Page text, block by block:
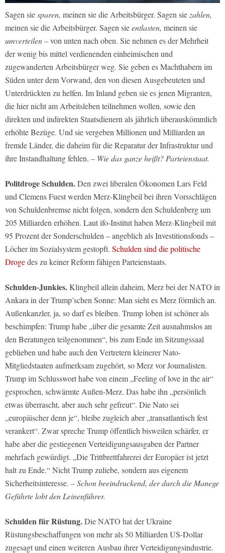
Sagen siesparen, meinen sie die Arbeitsbürger. Sagen sie zahlen,
meinen sie die Arbeitsbürger. Sagen sieentlasten, meinen sie
umverteilen –von unten nach oben. Sie nehmen es der Mehrheit
der wenig bis mittel verdienenden einheimischen und
zugewanderten Arbeitsbürger weg. Sie geben es Machthabern im
Süden unter dem Vorwand, den von diesen Ausgebeuteten und
Unterdrückten zu helfen. Im Inland geben sie es jenen Migranten,
die hier nicht am Arbeitsleben teilnehmen wollen, sowie den
direkten und indirekten Staatsdienern als jährlich überauskömmlich
erhöhte Bezüge. Und sie vergeben Millionen und Milliarden an
fremde Länder, die daheim für die Reparatur der Infrastruktur und
ihre Instandhaltung fehlen. – Wie das ganze heißt? Parteienstaat.
Politdroge Schulden.Den zwei liberalen Ökonomen Lars Feld
und Clemens Fuest werden Merz-Klingbeil bei ihren Vorsschlägen
von Schuldenbremse nicht folgen, sondern den Schuldenberg um
205 Milliarden erhöhen. Laut ifo-Institut haben Merz-Klingbeil mit
95 Prozent der Sonderschulden – angeblich als Investitionsfonds –
Löcher im Sozialsystem gestopft. Schulden sind die politische
Drogedes zu keiner Reform fähigen Parteienstaats.
Schulden-Junkies.Klingbeil allein daheim, Merz bei der NATO in
Ankara in der Trump’schen Sonne: Man sieht es Merz förmlich an.
Außenkanzler, ja, so darf es bleiben. Trump loben ist schöner als
beschimpfen: Trump habe „über die gesamte Zeit ausnahmslos an
den Beratungen teilgenommen“, bis zum Ende im Sitzungssaal
geblieben und habe auch den Vertretern kleinerer Nato-
Mitgliedstaaten aufmerksam zugehört, so Merz vor Journalisten.
Trump im Schlusswort habe von einem „Feeling of love in the air“
gesprochen, schwärmte Außen-Merz. Das habe ihn „persönlich
etwas überrascht, aber auch sehr gefreut“. Die Nato sei
„europäischer denn je“, bleibe zugleich aber „transatlantisch fest
verankert“. Zwar spreche Trump öffentlich bisweilen schärfer, er
habe aber die gestiegenen Verteidigungsausgaben der Partner
mehrfach gewürdigt. „Die Trittbrettfahrerei der Europäer ist jetzt
halt zu Ende.“ Nicht Trump zuliebe, sondern aus eigenem
Sicherheitsinteresse. – Schon beeindruckend, der durch die Manege
Geführte lobt den Leinenführer.
Schulden für Rüstung.Die NATO hat der Ukraine
Rüstungsbeschaffungen von mehr als 50 Milliarden US-Dollar
zugesagt und einen weiteren Ausbau ihrer Verteidigungsindustrie.